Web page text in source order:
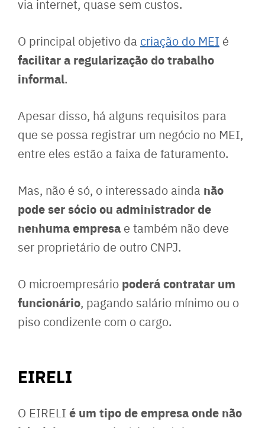
via internet, quase sem custos.
O principal objetivo da criação do MEI é
facilitar a regularização do trabalho
informal.
Apesar disso, há alguns requisitos para
que se possa registrar um negócio no MEI,
entre eles estão a faixa de faturamento.
Mas, não é só, o interessado ainda não
pode ser sócio ou administrador de
nenhuma empresa e também não deve
ser proprietário de outro CNPJ.
O microempresário poderá contratar um
funcionário, pagando salário mínimo ou o
piso condizente com o cargo.
EIRELI
O EIRELI é um tipo de empresa onde não